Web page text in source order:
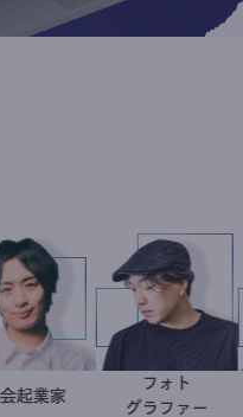
駒崎弘樹
社会起業家
グラフ